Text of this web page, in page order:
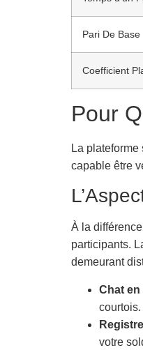
Pari De Base
Coefficient
Pour
La
capable être
À la
participants.
demeurant
Chat en
courtois.
votre